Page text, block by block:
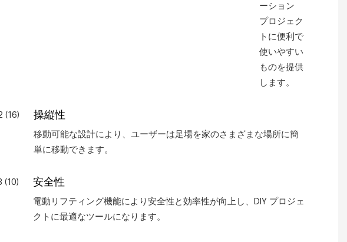
ーション
プロジェク
トに便利で
使いやすい
ものを提供
します。
操縦性
移動可能な設計により、ユーザーは足場を家のさまざまな場所に簡
単に移動できます。
安全性
電動リフティング機能により安全性と効率性が向上し、DIY プロジェ
クトに最適なツールになります。